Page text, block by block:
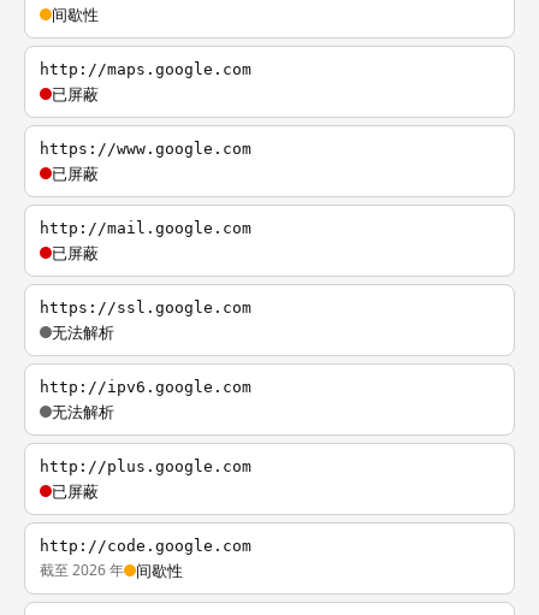
间歇性
http://maps.google.com
已屏蔽
https://www.google.com
已屏蔽
http://mail.google.com
已屏蔽
https://ssl.google.com
无法解析
http://ipv6.google.com
无法解析
http://plus.google.com
已屏蔽
http://code.google.com
截至 2026 年 间歇性